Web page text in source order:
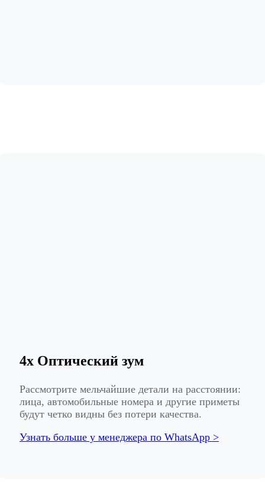
4x Оптический зум
Рассмотрите мельчайшие детали на расстоянии:
лица, автомобильные номера и другие приметы
будут четко видны без потери качества.
Узнать больше у менеджера по WhatsApp >